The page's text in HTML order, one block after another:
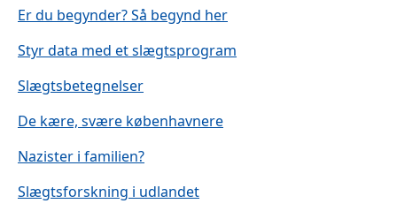
Er du begynder? Så begynd her
Styr data med et slægtsprogram
Slægtsbetegnelser
De kære, svære københavnere
Nazister i familien?
Slægtsforskning i udlandet